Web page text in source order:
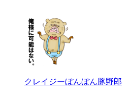
クレイジーぼんぼん豚野郎